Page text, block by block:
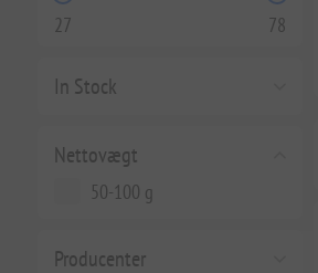
27 78
In Stock
Nettovægt
50-100 g
Producenter